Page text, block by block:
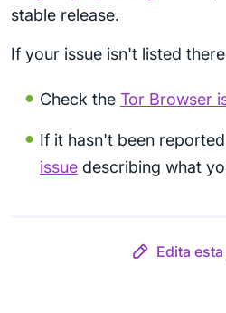
stable release.
If your issue isn't listed
Check the Tor Browser
If it hasn't been
issue describing what
Edita